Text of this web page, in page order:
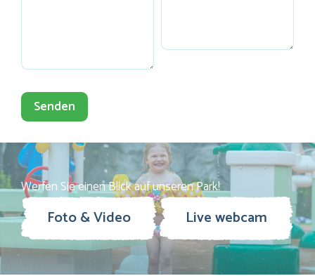
Werfen Sie einen Blick auf unseren Park!
Foto & Video Live webcam